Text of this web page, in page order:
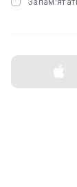
Смартфон